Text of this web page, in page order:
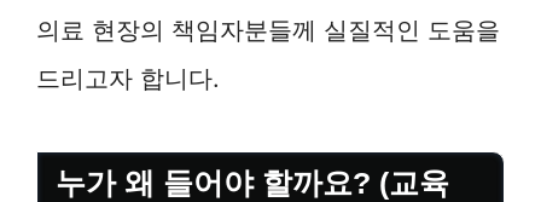
의료 현장의 책임자분들께 실질적인 도움을
드리고자 합니다.
누가 왜 들어야 할까요? (교육